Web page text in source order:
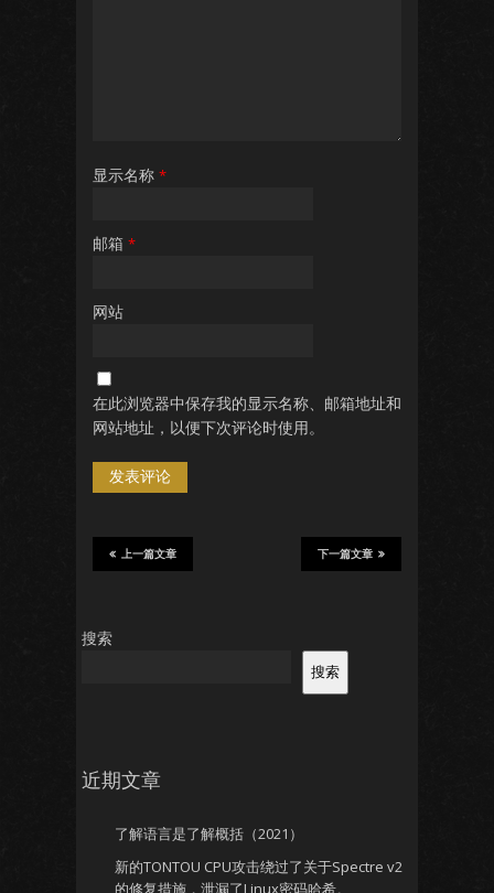
显示名称 *
邮箱 *
网站
在此浏览器中保存我的显示名称、邮箱地址和
网站地址，以便下次评论时使用。
下一篇文章
上一篇文章
搜索
搜索
近期文章
了解语言是了解概括（2021）
新的TONTOU CPU攻击绕过了关于Spectre v2
的修复措施，泄漏了Linux密码哈希。